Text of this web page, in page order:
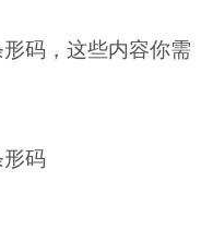
码，这些内容你需
码